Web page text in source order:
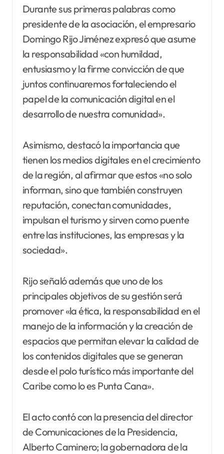
Durante sus primeras palabras como
presidente de la asociación, el empresario
Domingo Rijo Jiménez expresó que asume
la responsabilidad «con humildad,
entusiasmo y la firme convicción de que
juntos continuaremos fortaleciendo el
papel de la comunicación digital en el
desarrollo de nuestra comunidad».
Asimismo, destacó la importancia que
tienen los medios digitales en el crecimiento
de la región, al afirmar que estos «no solo
informan, sino que también construyen
reputación, conectan comunidades,
impulsan el turismo y sirven como puente
entre las instituciones, las empresas y la
sociedad».
Rijo señaló además que uno de los
principales objetivos de su gestión será
promover «la ética, la responsabilidad en el
manejo de la información y la creación de
espacios que permitan elevar la calidad de
los contenidos digitales que se generan
desde el polo turístico más importante del
Caribe como lo es Punta Cana».
El acto contó con la presencia del director
de Comunicaciones de la Presidencia,
Alberto Caminero; la gobernadora de la